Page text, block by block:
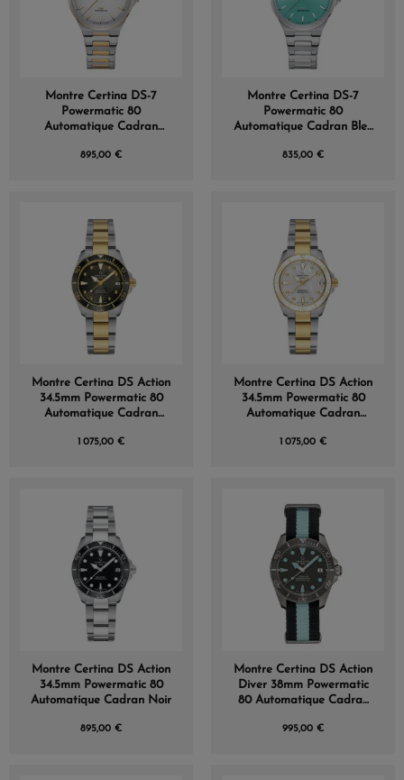
Montre Certina DS-7
Powermatic 80
Automatique Cadran
895,00 €
Montre Certina DS-7
Powermatic 80
Automatique Cadran Bleu
835,00 €
Montre Certina DS Action
34.5mm Powermatic 80
Automatique Cadran
1 075,00 €
Montre Certina DS Action
34.5mm Powermatic 80
Automatique Cadran
1 075,00 €
Montre Certina DS Action
34.5mm Powermatic 80
Automatique Cadran Noir
895,00 €
Montre Certina DS Action
Diver 38mm Powermatic
80 Automatique Cadran
995,00 €